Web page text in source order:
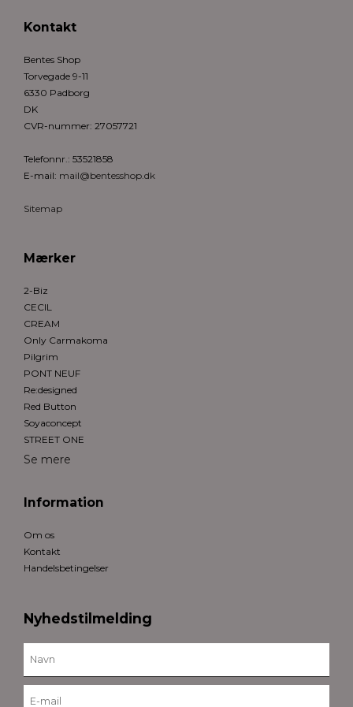
Kontakt
Bentes Shop
Torvegade 9-11
6330 Padborg
DK
CVR-nummer: 27057721
Telefonnr.: 53521858
E-mail: mail@bentesshop.dk
Sitemap
Mærker
2-Biz
CECIL
CREAM
Only Carmakoma
Pilgrim
PONT NEUF
Re:designed
Red Button
Soyaconcept
STREET ONE
Se mere
Information
Om os
Kontakt
Handelsbetingelser
Nyhedstilmelding